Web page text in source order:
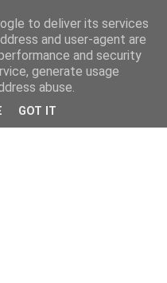
to deliver its services
and user-agent are
and security
generate usage
abuse.
GOT IT